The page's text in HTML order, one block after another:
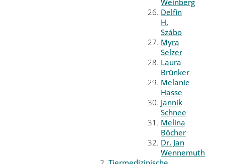
Weinberg
Delfin
H.
Szábo
Myra
Selzer
Laura
Brünker
Melanie
Hasse
Jannik
Schnee
Melina
Böcher
Dr. Jan
Wennemuth